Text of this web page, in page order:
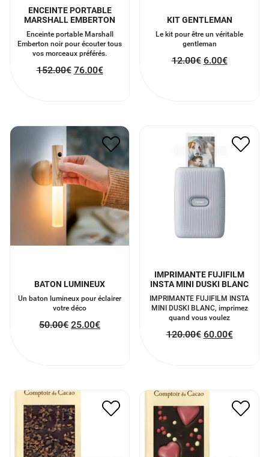
ENCEINTE PORTABLE
MARSHALL EMBERTON
Enceinte portable Marshall
Emberton noir pour écouter tous
vos morceaux préférés.
152.00€ 76.00€
KIT GENTLEMAN
Le kit pour être un véritable
gentleman
12.00€ 6.00€
€ 25.00 €
BATON LUMINEUX
Un baton lumineux pour éclairer
votre déco
50.00€ 25.00€
120.00€ 60.00 €
IMPRIMANTE FUJIFILM
INSTA MINI DUSKI BLANC
IMPRIMANTE FUJIFILM INSTA
MINI DUSKI BLANC, imprimez
quand vous voulez
120.00€ 60.00€
NOIR
6.00€ 3.00
NOIR AVEC DES COEURS